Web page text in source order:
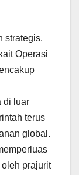
strategis.
Operasi
di luar
terus
global.
prajurit